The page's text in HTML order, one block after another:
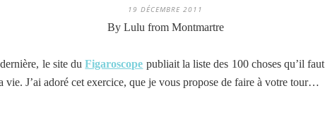
19 DÉCEMBRE 2011
By Lulu from Montmartre
le site duFigaroscope publiait la liste des 100 choses qu’il
vie. J’ai adoré cet exercice, que je vous propose de faire à votre tour…